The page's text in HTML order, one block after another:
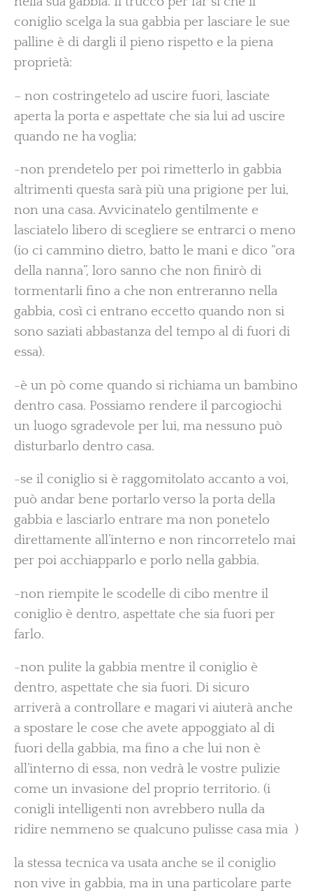
coniglio scelga la sua gabbia per lasciare le sue
palline è di dargli il pieno rispetto e la piena
proprietà:
– non costringetelo ad uscire fuori, lasciate
aperta la porta e aspettate che sia lui ad uscire
quando ne ha voglia;
-non prendetelo per poi rimetterlo in gabbia
altrimenti questa sarà più una prigione per lui,
non una casa. Avvicinatelo gentilmente e
lasciatelo libero di scegliere se entrarci o meno
(io ci cammino dietro, batto le mani e dico “ora
della nanna”, loro sanno che non finirò di
tormentarli fino a che non entreranno nella
gabbia, così ci entrano eccetto quando non si
sono saziati abbastanza del tempo al di fuori di
essa).
-è un pò come quando si richiama un bambino
dentro casa. Possiamo rendere il parcogiochi
un luogo sgradevole per lui, ma nessuno può
disturbarlo dentro casa.
-se il coniglio si è raggomitolato accanto a voi,
può andar bene portarlo verso la porta della
gabbia e lasciarlo entrare ma non ponetelo
direttamente all’interno e non rincorretelo mai
per poi acchiapparlo e porlo nella gabbia.
-non riempite le scodelle di cibo mentre il
coniglio è dentro, aspettate che sia fuori per
farlo.
-non pulite la gabbia mentre il coniglio è
dentro, aspettate che sia fuori. Di sicuro
arriverà a controllare e magari vi aiuterà anche
a spostare le cose che avete appoggiato al di
fuori della gabbia, ma fino a che lui non è
all’interno di essa, non vedrà le vostre pulizie
come un invasione del proprio territorio. (i
conigli intelligenti non avrebbero nulla da
ridire nemmeno se qualcuno pulisse casa mia )
la stessa tecnica va usata anche se il coniglio
non vive in gabbia, ma in una particolare parte